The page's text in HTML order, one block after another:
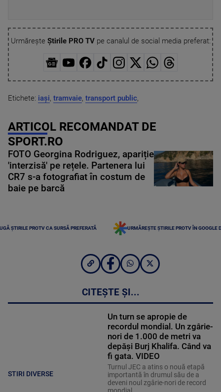
Urmărește Știrile PRO TVpe canalul de social media preferat:
Etichete: iași, tramvaie, transport public,
ARTICOL RECOMANDAT DE
SPORT.RO
FOTO Georgina Rodriguez, apariție
'interzisă' pe rețele. Partenera lui
CR7 s-a fotografiat în costum de
baie pe barcă
ȘTIRILE PROTV CA SURSĂ PREFERATĂ URMĂREȘTE ȘTIRILE PROTV ÎN GOOGLE
CITEȘTE ȘI...
STIRI DIVERSE
Un turn se apropie de
recordul mondial. Un zgârie-
nori de 1.000 de metri va
depăși Burj Khalifa. Când va
fi gata. VIDEO
Turnul JEC a atins o nouă etapă
importantă în drumul său de a
deveni noul zgârie-nori de record